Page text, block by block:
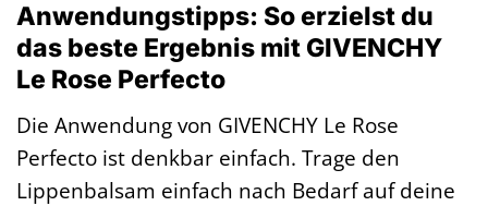
Anwendungstipps: So erzielst du
das beste Ergebnis mit GIVENCHY
Le Rose Perfecto
Die Anwendung von GIVENCHY Le Rose
Perfecto ist denkbar einfach. Trage den
Lippenbalsam einfach nach Bedarf auf deine